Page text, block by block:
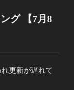
グ 【7月8
更新が遅れて